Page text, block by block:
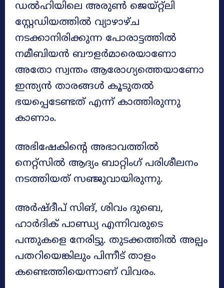
ഡൽഹിയിലെ അരുൺ ജെയ്റ്റ്ലി
സ്റ്റേഡിയത്തിൽ വ്യാഴാഴ്ച
നടക്കാനിരിക്കുന്ന പോരാട്ടത്തിൽ
നമീബിയൻ ബൗളർമാരെയാണോ
അതോ സ്വന്തം ആരോഗ്യത്തെയാണോ
ഇന്ത്യൻ താരങ്ങൾ കൂടുതൽ
ഭയപ്പെടേണ്ടത് എന്ന് കാത്തിരുന്നു
കാണാം.
അഭിഷേകിന്റെ അഭാവത്തിൽ
നെറ്റ്സിൽ ആദ്യം ബാറ്റിംഗ് പരിശീലനം
നടത്തിയത് സഞ്ജുവായിരുന്നു.
അർഷ്ദീപ് സിങ്, ശിവം ദുബെ,
ഹാർദിക് പാണ്ഡ്യ എന്നിവരുടെ
പന്തുകളെ നേരിട്ടു. തുടക്കത്തിൽ അല്പം
പതറിയെങ്കിലും പിന്നീട് താളം
കണ്ടെത്തിയെന്നാണ് വിവരം.